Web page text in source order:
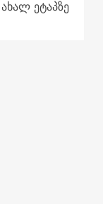
ეტაპზე